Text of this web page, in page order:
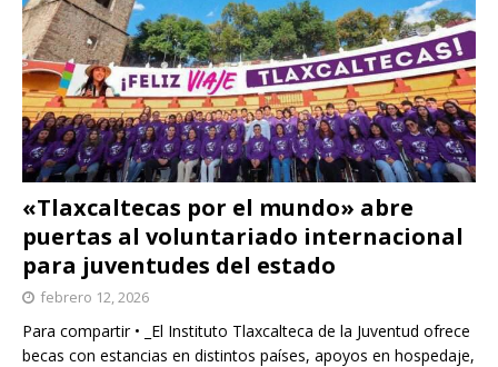
«Tlaxcaltecas por el mundo» abre
puertas al voluntariado internacional
para juventudes del estado
febrero 12, 2026
Para compartir • _El Instituto Tlaxcalteca de la Juventud ofrece
becas con estancias en distintos países, apoyos en hospedaje,